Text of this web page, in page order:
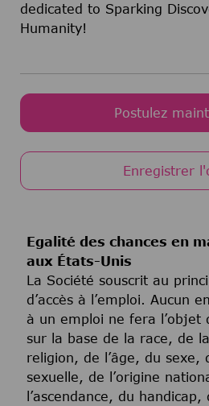
dedicated to Sparking
Humanity!
Postulez
Enregistrer
Egalité des chances en
aux États-Unis
La Société souscrit au
d’accès à l’emploi. Aucun
à un emploi ne fera l’objet
sur la base de la race, de
religion, de l’âge, du sexe,
sexuelle, de l’origine
l’ascendance, du